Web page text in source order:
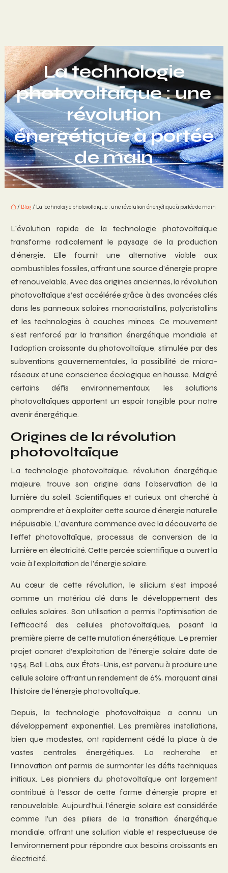
La technologie
photovoltaïque : une
révolution
énergétique à portée
de main
/ Blog / La technologie photovoltaïque : une révolution énergétique à portée de main
L’évolution rapide de la technologie photovoltaïque
transforme radicalement le paysage de la production
d’énergie. Elle fournit une alternative viable aux
combustibles fossiles, offrant une source d’énergie propre
et renouvelable. Avec des origines anciennes, la révolution
photovoltaïque s’est accélérée grâce à des avancées clés
dans les panneaux solaires monocristallins, polycristallins
et les technologies à couches minces. Ce mouvement
s’est renforcé par la transition énergétique mondiale et
l’adoption croissante du photovoltaïque, stimulée par des
subventions gouvernementales, la possibilité de micro-
réseaux et une conscience écologique en hausse. Malgré
certains défis environnementaux, les solutions
photovoltaïques apportent un espoir tangible pour notre
avenir énergétique.
Origines de la révolution
photovoltaïque
La technologie photovoltaïque, révolution énergétique
majeure, trouve son origine dans l’observation de la
lumière du soleil. Scientifiques et curieux ont cherché à
comprendre et à exploiter cette source d’énergie naturelle
inépuisable. L’aventure commence avec la découverte de
l’effet photovoltaïque, processus de conversion de la
lumière en électricité. Cette percée scientifique a ouvert la
voie à l’exploitation de l’énergie solaire.
Au cœur de cette révolution, le silicium s’est imposé
comme un matériau clé dans le développement des
cellules solaires. Son utilisation a permis l’optimisation de
l’efficacité des cellules photovoltaïques, posant la
première pierre de cette mutation énergétique. Le premier
projet concret d’exploitation de l’énergie solaire date de
1954. Bell Labs, aux États-Unis, est parvenu à produire une
cellule solaire offrant un rendement de 6%, marquant ainsi
l’histoire de l’énergie photovoltaïque.
Depuis, la technologie photovoltaïque a connu un
développement exponentiel. Les premières installations,
bien que modestes, ont rapidement cédé la place à de
vastes centrales énergétiques. La recherche et
l’innovation ont permis de surmonter les défis techniques
initiaux. Les pionniers du photovoltaïque ont largement
contribué à l’essor de cette forme d’énergie propre et
renouvelable. Aujourd’hui, l’énergie solaire est considérée
comme l’un des piliers de la transition énergétique
mondiale, offrant une solution viable et respectueuse de
l’environnement pour répondre aux besoins croissants en
électricité.